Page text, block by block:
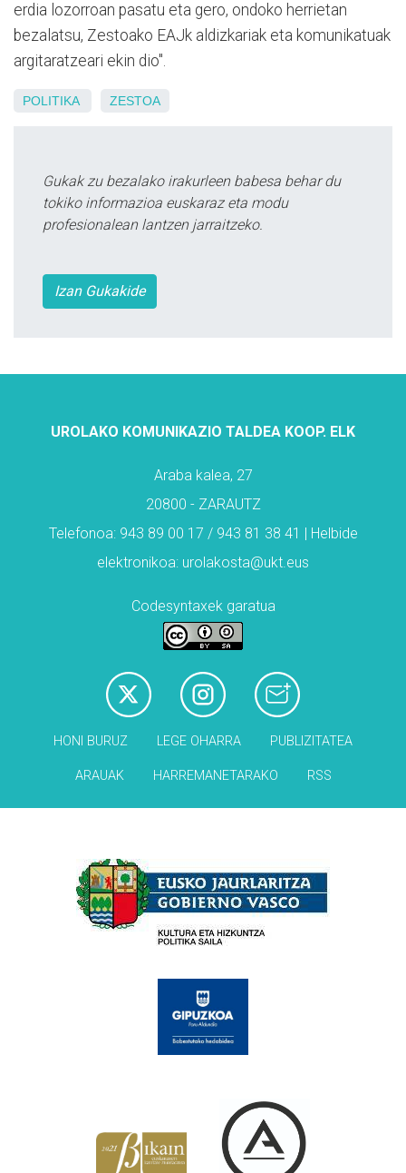
erdia lozorroan pasatu eta gero, ondoko herrietan
bezalatsu, Zestoako EAJk aldizkariak eta komunikatuak
argitaratzeari ekin dio".
POLITIKA ZESTOA
Gukak zu bezalako irakurleen babesa behar du
tokiko informazioa euskaraz eta modu
profesionalean lantzen jarraitzeko.
Izan Gukakide
UROLAKO KOMUNIKAZIO TALDEA KOOP. ELK
Araba kalea, 27
20800 - ZARAUTZ
Telefonoa: 943 89 00 17 / 943 81 38 41 | Helbide
elektronikoa: urolakosta@ukt.eus
Codesyntaxek garatua
HONI BURUZ LEGE OHARRA PUBLIZITATEA
ARAUAK HARREMANETARAKO RSS